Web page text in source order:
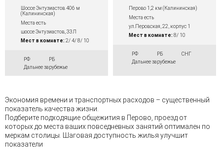
Шоссе Энтузиастов 406 м
(Калининская)
Места есть
шоссе Энтузиастов, 33Л
Мест в комнате: 2/ 4/ 8/ 10
РФ
РБ
Дальнее зарубежье
Перово 1,2 км (Калининская)
Места есть
ул.Перовская, 22, корпус 1
Мест в комнате: 8/ 10
РФ РБ
СНГ
Дальнее зарубежье
Экономия времени и транспортных расходов – существенный
показатель качества жизни.
Подберите подходящие общежития в Перово, проезд от
которых до места ваших повседневных занятий оптимален по
меркам столицы. Шаговая доступность жилья улучшит
показатели